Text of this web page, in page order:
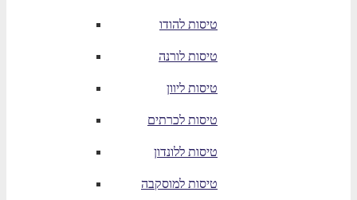
טיסות להודו
טיסות לורנה
טיסות ליוון
טיסות לכרתים
טיסות ללונדון
טיסות למוסקבה